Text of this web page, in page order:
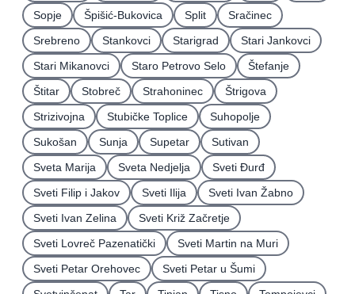
Sopje
Špišić-Bukovica Split
Sračinec
Srebreno
Stankovci Starigrad
Stari Jankovci
Stari Mikanovci
Staro Petrovo Selo
Štefanje
Štitar
Stobreč Strahoninec
Štrigova
Strizivojna
Stubičke Toplice
Suhopolje
Sukošan
Sunja Supetar
Sutivan
Sveta Marija
Sveta Nedjelja
Sveti Ðurđ
Sveti Filip i Jakov
Sveti Ilija
Sveti Ivan Žabno
Sveti Ivan Zelina
Sveti Križ Začretje
Sveti Lovreč Pazenatički
Sveti Martin na Muri
Sveti Petar Orehovec
Sveti Petar u Šumi